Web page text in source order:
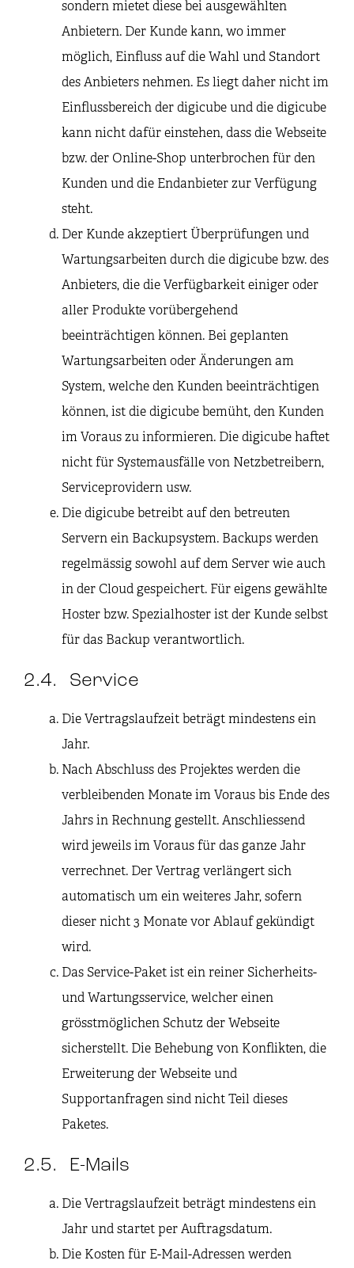
sondern mietet diese bei ausgewählten
Anbietern. Der Kunde kann, wo immer
möglich, Einfluss auf die Wahl und Standort
des Anbieters nehmen. Es liegt daher nicht im
Einflussbereich der digicube und die digicube
kann nicht dafür einstehen, dass die Webseite
bzw. der Online-Shop unterbrochen für den
Kunden und die Endanbieter zur Verfügung
steht.
Der Kunde akzeptiert Überprüfungen und
Wartungsarbeiten durch die digicube bzw. des
Anbieters, die die Verfügbarkeit einiger oder
aller Produkte vorübergehend
beeinträchtigen können. Bei geplanten
Wartungsarbeiten oder Änderungen am
System, welche den Kunden beeinträchtigen
können, ist die digicube bemüht, den Kunden
im Voraus zu informieren. Die digicube haftet
nicht für Systemausfälle von Netzbetreibern,
Serviceprovidern usw.
Die digicube betreibt auf den betreuten
Servern ein Backupsystem. Backups werden
regelmässig sowohl auf dem Server wie auch
in der Cloud gespeichert. Für eigens gewählte
Hoster bzw. Spezialhoster ist der Kunde selbst
für das Backup verantwortlich.
2.4. Service
Die Vertragslaufzeit beträgt mindestens ein
Jahr.
Nach Abschluss des Projektes werden die
verbleibenden Monate im Voraus bis Ende des
Jahrs in Rechnung gestellt. Anschliessend
wird jeweils im Voraus für das ganze Jahr
verrechnet. Der Vertrag verlängert sich
automatisch um ein weiteres Jahr, sofern
dieser nicht 3 Monate vor Ablauf gekündigt
wird.
Das Service-Paket ist ein reiner Sicherheits-
und Wartungsservice, welcher einen
grösstmöglichen Schutz der Webseite
sicherstellt. Die Behebung von Konflikten, die
Erweiterung der Webseite und
Supportanfragen sind nicht Teil dieses
Paketes.
2.5. E-Mails
Die Vertragslaufzeit beträgt mindestens ein
Jahr und startet per Auftragsdatum.
Die Kosten für E-Mail-Adressen werden